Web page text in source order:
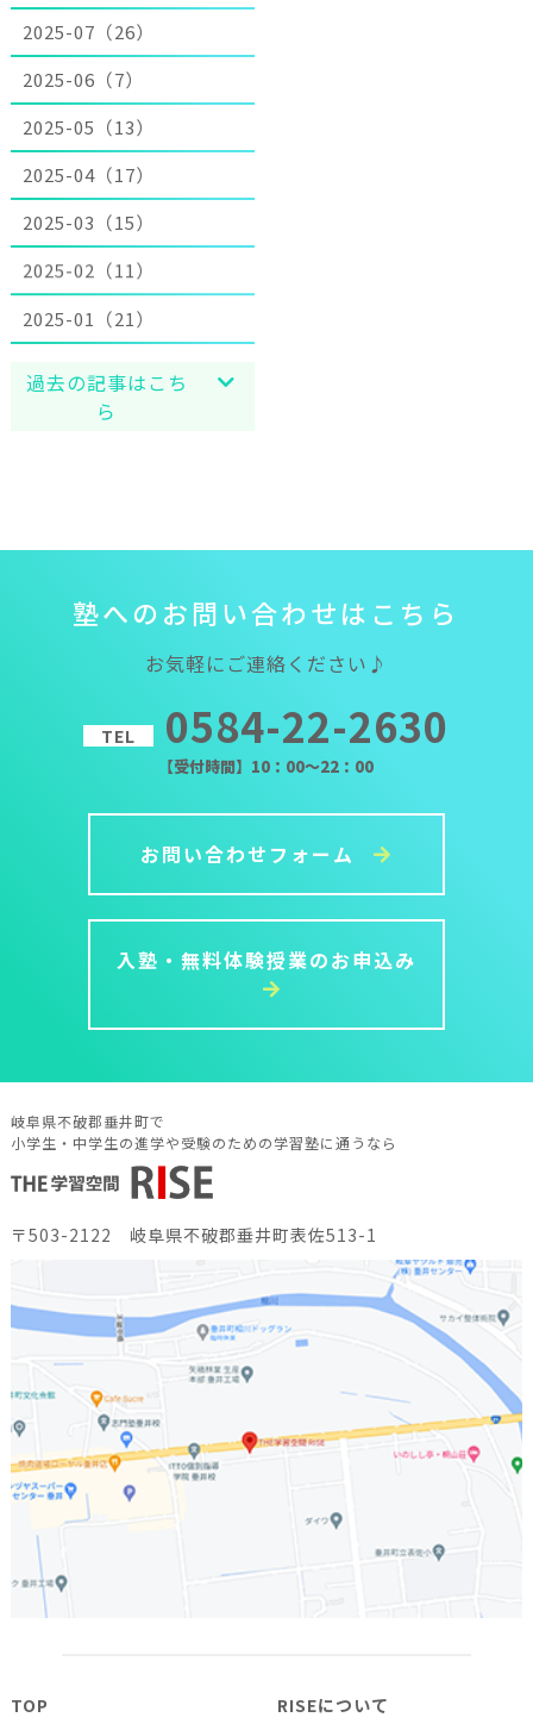
2025-07（26）
2025-06（7）
2025-05（13）
2025-04（17）
2025-03（15）
2025-02（11）
2025-01（21）
過去の記事はこち
ら
塾への お問い合わせは こ ち ら
お気軽にご連絡ください♪
TEL 0584-22-2630
【受付時間】10：00～22：00
お問い合わせフォーム
入塾・無料体験授業のお申込み
岐阜県不破郡垂井町で
小学生・中学生の進学や受験のための学習塾に通うなら
〒503-2122 岐阜県不破郡垂井町表佐513-1
TOP RISEについて